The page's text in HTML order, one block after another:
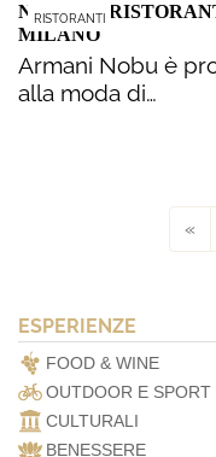
RISTORANTI
NOBU, IL
MILANO
Armani Nobu è
alla moda di…
«
ESPERIENZE
FOOD & WINE
OUTDOOR E SPORT
CULTURALI
BENESSERE